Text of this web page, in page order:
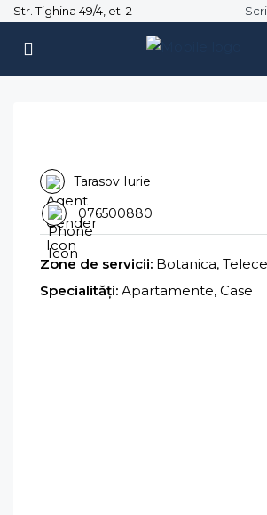
Str. Tighina 49/4, et. 2
Tarasov Iurie
076500880
Zone de servicii: Botanica,
Specialități: Apartamente, Case